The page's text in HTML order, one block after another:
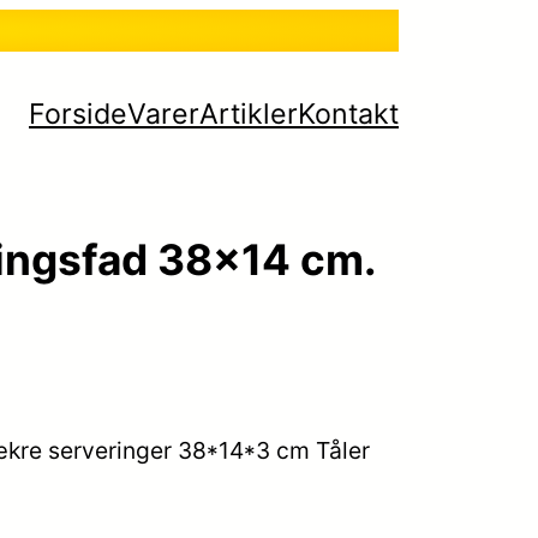
ForsideVarerArtiklerKontakt
38×14 cm.
serveringer 38*14*3 cm Tåler